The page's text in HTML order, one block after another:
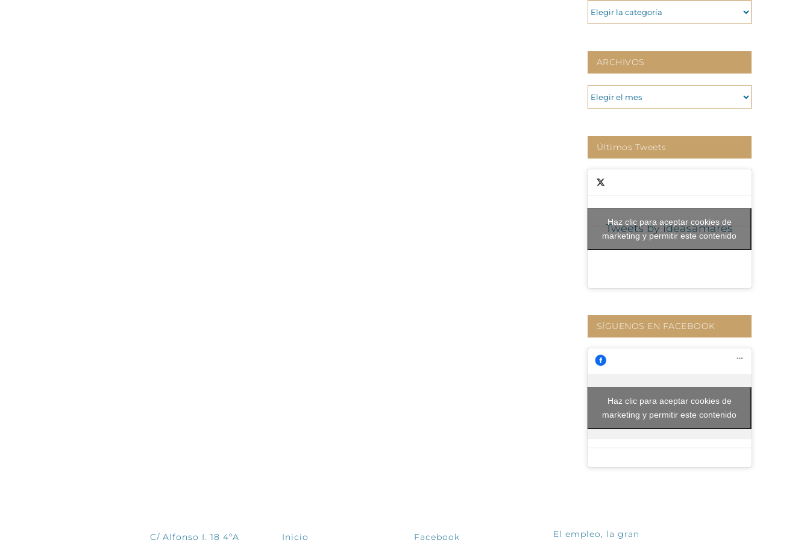
CATEGORIAS
ARCHIVOS
ARCHIVOS
Últimos Tweets
Tweets by ideasamares
Haz clic para aceptar cookies de
marketing y permitir este contenido
SÍGUENOS EN FACEBOOK
Haz clic para aceptar cookies de
marketing y permitir este contenido
C/ Alfonso I, 18 4ºA Inicio Facebook
El empleo, la gran